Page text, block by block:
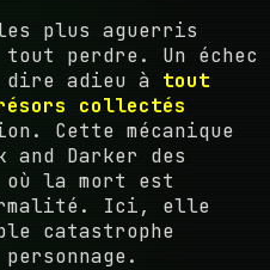
plus aguerris
perdre. Un échec
adieu à tout
collectés
Cette mécanique
Darker des
la mort est
Ici, elle
catastrophe